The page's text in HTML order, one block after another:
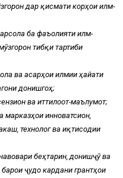
дар қисмати корҳои илмӣ-
ба фаъолияти илмӣ-
тибқи тартиби
ва асарҳои илмии ҳайати
донишгоҳ;
ва иттилоотӣ-маълумотӣ;
марказҳои инноватсионӣ,
технологӣ ва иқтисодии
беҳтарин, донишҷӯ ва
барои ҷудо кардани грантҳои